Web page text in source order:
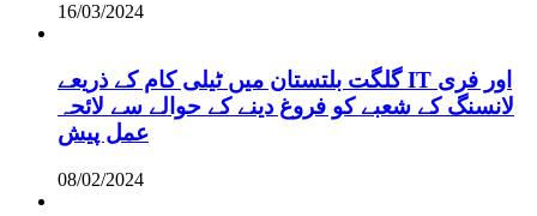
16/03/2024
گلگت بلتستان میں ٹیلی کام کے ذریعے IT اور فری
لانسنگ کے شعبے کو فروغ دینے کے حوالے سے لائحہ
عمل پیش
08/02/2024